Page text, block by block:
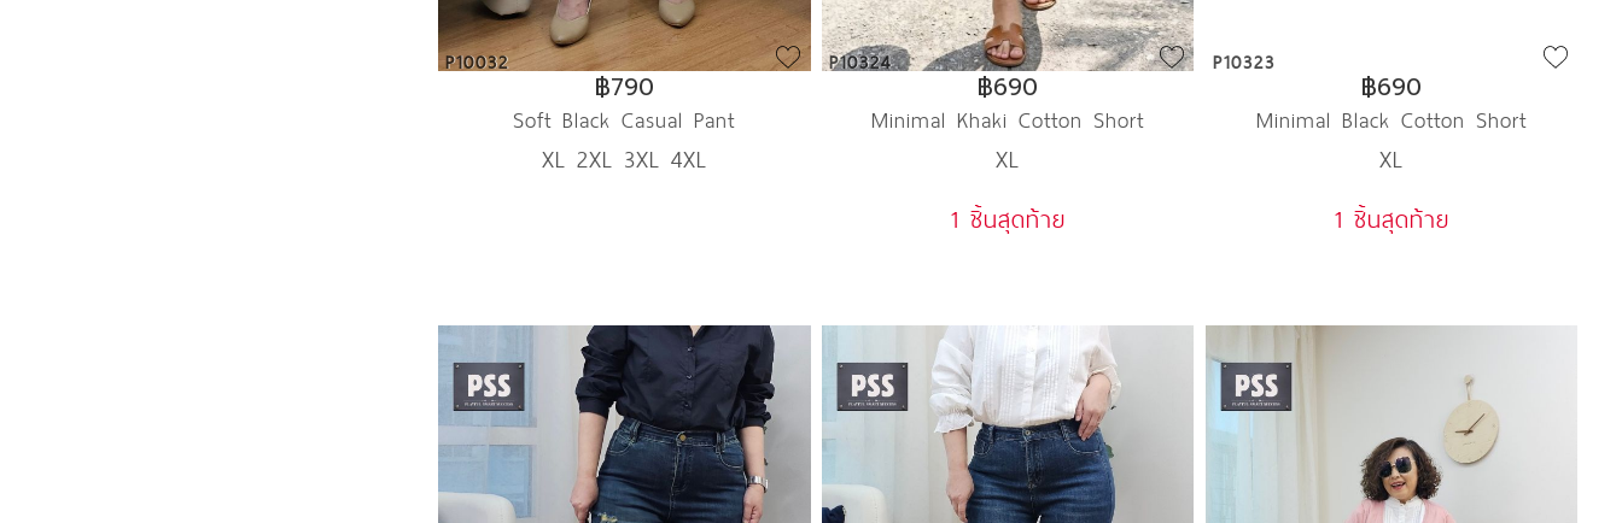
P10032
฿790
Soft Black Casual Pant
XL 2XL 3XL 4XL
P10324
฿690
Minimal Khaki Cotton Short
XL
1 ชิ้นสุดท้าย
P10323
฿690
Minimal Black Cotton Short
XL
1 ชิ้นสุดท้าย